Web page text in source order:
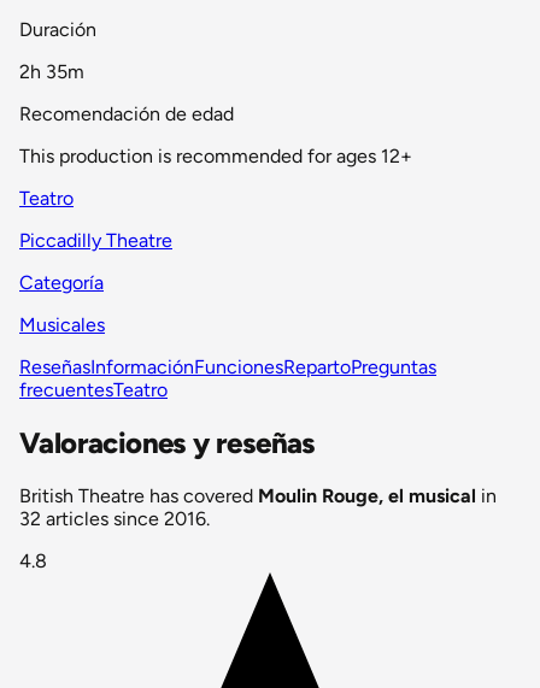
Duración
2h 35m
Recomendación de edad
This production is recommended for ages 12+
Teatro
Piccadilly Theatre
Categoría
Musicales
ReseñasInformaciónFuncionesRepartoPreguntas
frecuentesTeatro
Valoraciones y reseñas
British Theatre has covered Moulin Rouge, el musical in
32 articles since 2016.
4.8